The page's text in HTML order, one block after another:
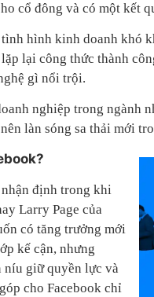
cổ đông và có một kết
hình kinh doanh khó
lại công thức thành
gì nổi trội.
nghiệp trong ngành
làn sóng sa thải mới
định trong khi
Larry Page của
có tăng trưởng mới
kế cận, nhưng
giữ quyền lực và
cho Facebook chỉ